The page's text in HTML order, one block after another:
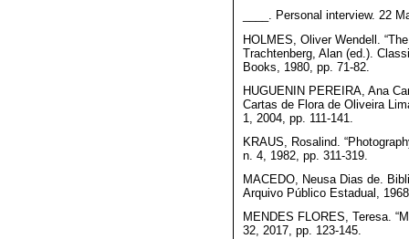
____. Personal interview. 22
HOLMES, Oliver Wendell.
Trachtenberg, Alan (ed.).
Books, 1980, pp. 71-82.
HUGUENIN PEREIRA, Ana
Cartas de Flora de Oliveira
1, 2004, pp. 111-141.
KRAUS, Rosalind.
n. 4, 1982, pp. 311-319.
MACEDO, Neusa Dias de.
Arquivo Público Estadual,
MENDES FLORES, Teresa.
32, 2017, pp. 123-145.